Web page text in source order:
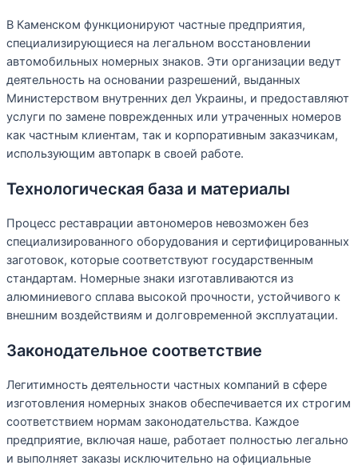
В Каменском функционируют частные предприятия,
специализирующиеся на легальном восстановлении
автомобильных номерных знаков. Эти организации ведут
деятельность на основании разрешений, выданных
Министерством внутренних дел Украины, и предоставляют
услуги по замене поврежденных или утраченных номеров
как частным клиентам, так и корпоративным заказчикам,
использующим автопарк в своей работе.
Технологическая база и материалы
Процесс реставрации автономеров невозможен без
специализированного оборудования и сертифицированных
заготовок, которые соответствуют государственным
стандартам. Номерные знаки изготавливаются из
алюминиевого сплава высокой прочности, устойчивого к
внешним воздействиям и долговременной эксплуатации.
Законодательное соответствие
Легитимность деятельности частных компаний в сфере
изготовления номерных знаков обеспечивается их строгим
соответствием нормам законодательства. Каждое
предприятие, включая наше, работает полностью легально
и выполняет заказы исключительно на официальные